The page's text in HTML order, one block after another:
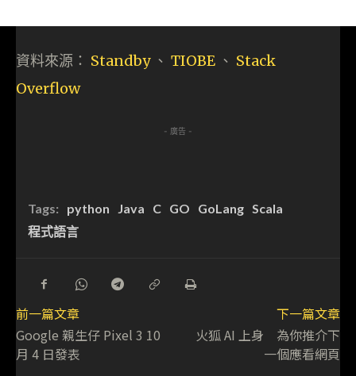
資料來源： Standby、 TIOBE 、 Stack
Overflow
- 廣告 -
Tags: python Java C GO GoLang Scala
程式語言
前一篇文章
Google 親生仔 Pixel 3 10
月 4 日發表
下一篇文章
火狐 AI 上身 為你推介下
一個應看網頁